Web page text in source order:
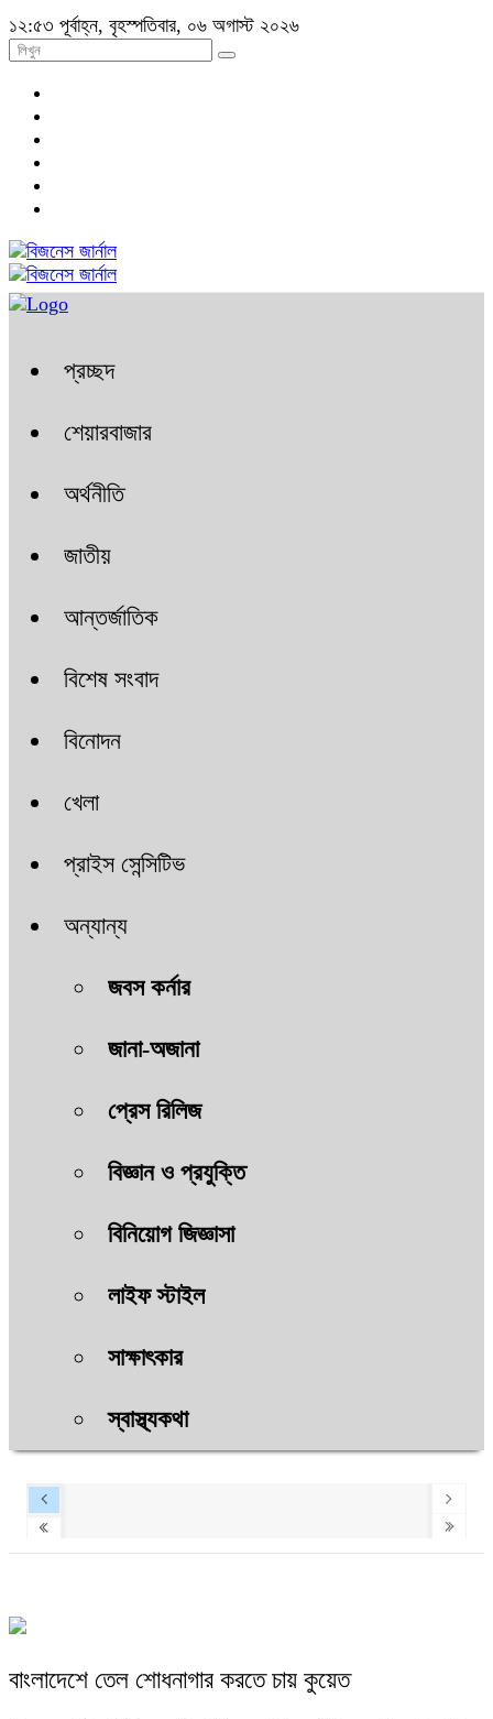
১২:৫৩ পূর্বাহ্ন, বৃহস্পতিবার, ০৬ অগাস্ট ২০২৬
প্রচ্ছদ
শেয়ারবাজার
অর্থনীতি
জাতীয়
আন্তর্জাতিক
বিশেষ সংবাদ
বিনোদন
খেলা
প্রাইস সেন্সিটিভ
অন্যান্য
জবস কর্নার
জানা-অজানা
প্রেস রিলিজ
বিজ্ঞান ও প্রযুক্তি
বিনিয়োগ জিজ্ঞাসা
লাইফ স্টাইল
সাক্ষাৎকার
স্বাস্থ্যকথা
বাংলাদেশে তেল শোধনাগার করতে চায় কুয়েত